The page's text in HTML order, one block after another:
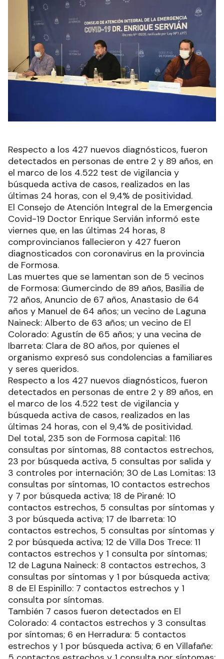
Respecto a los 427 nuevos diagnósticos, fueron
detectados en personas de entre 2 y 89 años, en
el marco de los 4.522 test de vigilancia y
búsqueda activa de casos, realizados en las
últimas 24 horas, con el 9,4% de positividad.
El Consejo de Atención Integral de la Emergencia
Covid-19 Doctor Enrique Servián informó este
viernes que, en las últimas 24 horas, 8
comprovincianos fallecieron y 427 fueron
diagnosticados con coronavirus en la provincia
de Formosa.
Las muertes que se lamentan son de 5 vecinos
de Formosa: Gumercindo de 89 años, Basilia de
72 años, Anuncio de 67 años, Anastasio de 64
años y Manuel de 64 años; un vecino de Laguna
Naineck: Alberto de 63 años; un vecino de El
Colorado: Agustín de 65 años; y una vecina de
Ibarreta: Clara de 80 años, por quienes el
organismo expresó sus condolencias a familiares
y seres queridos.
Respecto a los 427 nuevos diagnósticos, fueron
detectados en personas de entre 2 y 89 años, en
el marco de los 4.522 test de vigilancia y
búsqueda activa de casos, realizados en las
últimas 24 horas, con el 9,4% de positividad.
Del total, 235 son de Formosa capital: 116
consultas por síntomas, 88 contactos estrechos,
23 por búsqueda activa, 5 consultas por salida y
3 controles por internación; 30 de Las Lomitas: 13
consultas por síntomas, 10 contactos estrechos
y 7 por búsqueda activa; 18 de Pirané: 10
contactos estrechos, 5 consultas por síntomas y
3 por búsqueda activa; 17 de Ibarreta: 10
contactos estrechos, 5 consultas por síntomas y
2 por búsqueda activa; 12 de Villa Dos Trece: 11
contactos estrechos y 1 consulta por síntomas;
12 de Laguna Naineck: 8 contactos estrechos, 3
consultas por síntomas y 1 por búsqueda activa;
8 de El Espinillo: 7 contactos estrechos y 1
consulta por síntomas.
También 7 casos fueron detectados en El
Colorado: 4 contactos estrechos y 3 consultas
por síntomas; 6 en Herradura: 5 contactos
estrechos y 1 por búsqueda activa; 6 en Villafañe: